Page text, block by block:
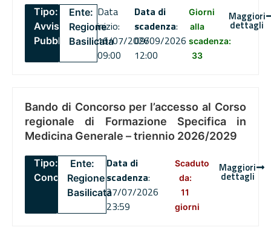
Tipo:
Avviso
Pubblico
Ente:
Regione
Basilicata
Data
inizio:
16/07/2026
09:00
Data di
scadenza:
09/09/2026
12:00
Giorni
alla
scadenza:
33
Maggiori
dettagli
Bando di Concorso per l’accesso al Corso
regionale di Formazione Specifica in
Medicina Generale – triennio 2026/2029
Tipo:
Concorsi
Ente:
Regione
Basilicata
Data di
scadenza:
27/07/2026
23:59
Scaduto
da:
11
giorni
Maggiori
dettagli